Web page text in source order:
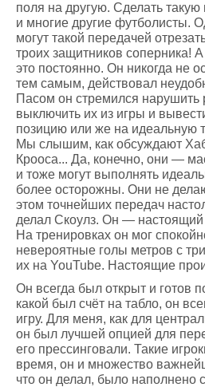
поля на другую. Сделать
и многие другие футболисты.
могут такой передачей
троих защитников соперника!
это постоянно. Он никогда не
тем самым, действовал
Пасом он стремился нарушить
выключить их из игры и
позицию или же на идеальную
Мы слышим, как обсуждают
Крооса... Да, конечно, они —
и тоже могут выполнять
более осторожны. Они не
этом точнейших передач
делал Скоулз. Он — настоящий
На тренировках он мог
невероятные голы метров с
их на YouTube. Настоящие
Он всегда был открыт и готов
какой был счёт на табло, он
игру. Для меня, как для
он был лучшей опцией для
его прессинговали. Такие
время, он и множество
что он делал, было наполнено